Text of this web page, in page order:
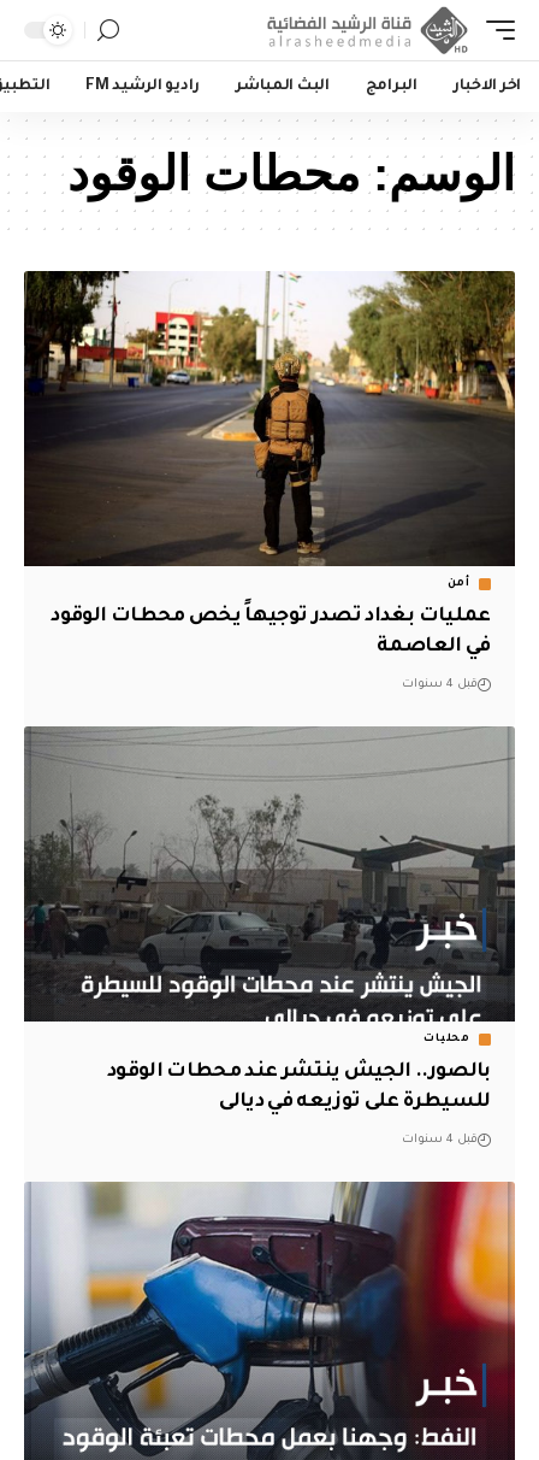
اخر الاخبار البرامج البث المباشر راديو الرشيد FM
الوسم:محطات الوقود
أمن
عمليات بغداد تصدر توجيهاً يخص محطات الوقود
في العاصمة
قبل 4 سنوات
محليات
بالصور.. الجيش ينتشر عند محطات الوقود
للسيطرة على توزيعه في ديالى
قبل 4 سنوات